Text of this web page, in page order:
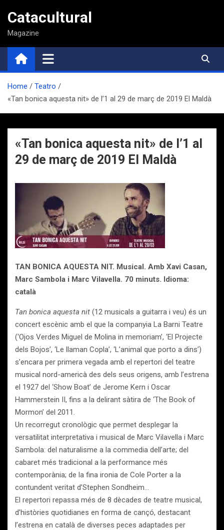
contenido
Catacultural
Magazine
Home
Teatro
«Tan bonica aquesta nit» de l’1 al 29 de març de 2019 El Maldà
«Tan bonica aquesta nit» de l’1 al
29 de març de 2019 El Maldà
TAN BONICA AQUESTA NIT. Musical. Amb Xavi Casan,
Marc Sambola i Marc Vilavella. 70 minuts. Idioma:
català
Tan bonica aquesta nit (12 musicals a guitarra i veu) és un
concert escènic amb el que la companyia La Barni Teatre
(‘Ojos Verdes Miguel de Molina in memoriam’, ‘El Projecte
dels Bojos’, ‘Le llaman Copla’, ‘L’animal que porto a dins’)
s’encara per primera vegada amb el repertori del teatre
musical nord-americà des dels seus origens, amb l’estrena
el 1927 del ‘Show Boat’ de Jerome Kern i Oscar
Hammerstein II, fins a la delirant sàtira de ‘The Book of
Mormon’ del 2011.
Un recorregut cronològic que permet desplegar la
versatilitat interpretativa i musical de Marc Vilavella i Marc
Sambola: del naturalisme a la commedia dell’arte; del
cabaret més tradicional a la performance més
contemporània; de la fina ironia de Cole Porter a la
contundent veritat d’Stephen Sondheim…
El repertori repassa més de 8 dècades de teatre musical,
d’històries quotidianes en forma de cançó, destacant
l’estrena en català de diverses peces adaptades per